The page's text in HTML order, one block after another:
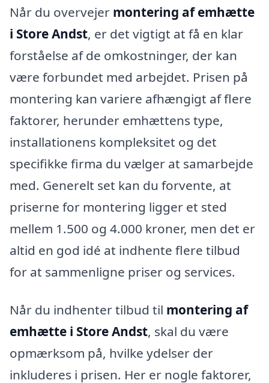
Når du overvejer montering af emhætte
i Store Andst, er det vigtigt at få en klar
forståelse af de omkostninger, der kan
være forbundet med arbejdet. Prisen på
montering kan variere afhængigt af flere
faktorer, herunder emhættens type,
installationens kompleksitet og det
specifikke firma du vælger at samarbejde
med. Generelt set kan du forvente, at
priserne for montering ligger et sted
mellem 1.500 og 4.000 kroner, men det er
altid en god idé at indhente flere tilbud
for at sammenligne priser og services.
Når du indhenter tilbud til montering af
emhætte i Store Andst, skal du være
opmærksom på, hvilke ydelser der
inkluderes i prisen. Her er nogle faktorer,